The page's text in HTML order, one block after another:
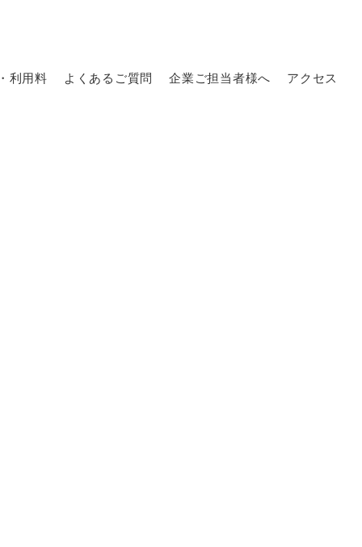
利用料 よくあるご質問 企業ご担当者様へ アクセス